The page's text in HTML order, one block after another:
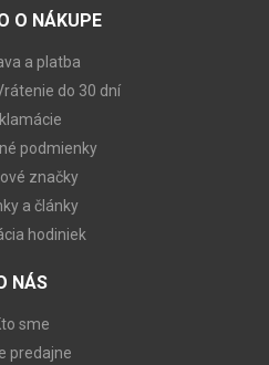
O NÁKUPE
a platba
do 30 dní
podmienky
značky
a články
hodiniek
NÁS
sme
predajne